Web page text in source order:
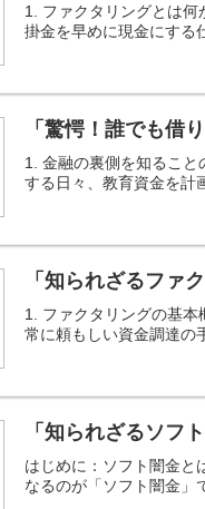
1. ファクタリングとは
掛金を早めに現金にする
「驚愕！誰でも借
1. 金融の裏側を知るこ
する日々、教育資金を計
「知られざるファ
1. ファクタリングの基
常に頼もしい資金調達の
「知られざるソフ
はじめに：ソフト闇金と
なるのが「ソフト闇金」